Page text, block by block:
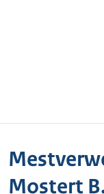
Mostert